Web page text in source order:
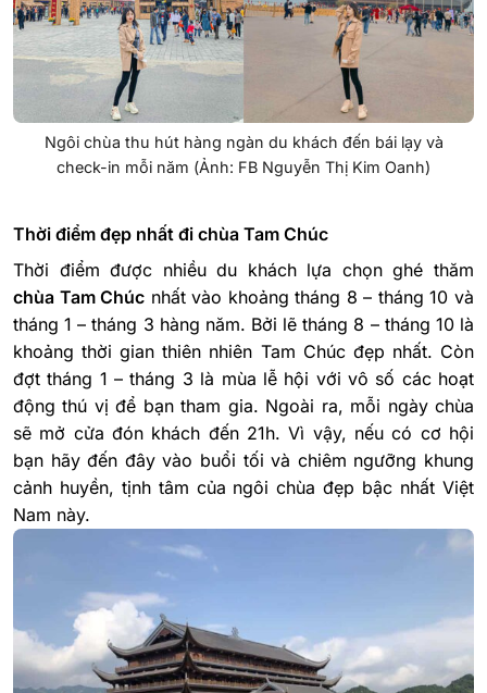
Ngôi chùa thu hút hàng ngàn du khách đến bái lạy và
check-in mỗi năm (Ảnh: FB Nguyễn Thị Kim Oanh)
Thời điểm đẹp nhất đi chùa Tam Chúc
Thời điểm được nhiều du khách lựa chọn ghé thăm
chùa Tam Chúc nhất vào khoảng tháng 8 – tháng 10 và
tháng 1 – tháng 3 hàng năm. Bởi lẽ tháng 8 – tháng 10 là
khoảng thời gian thiên nhiên Tam Chúc đẹp nhất. Còn
đợt tháng 1 – tháng 3 là mùa lễ hội với vô số các hoạt
động thú vị để bạn tham gia. Ngoài ra, mỗi ngày chùa
sẽ mở cửa đón khách đến 21h. Vì vậy, nếu có cơ hội
bạn hãy đến đây vào buổi tối và chiêm ngưỡng khung
cảnh huyền, tịnh tâm của ngôi chùa đẹp bậc nhất Việt
Nam này.